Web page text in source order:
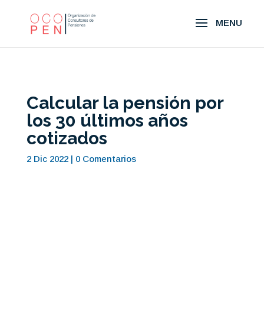
Calcular la pensión por
los 30 últimos años
cotizados
2 Dic 2022| 0 Comentarios